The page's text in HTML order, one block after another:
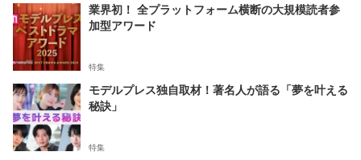
業界初！ 全プラットフォーム横断の大規模読者参
加型アワード
特集
モデルプレス独自取材！著名人が語る「夢を叶える
秘訣」
特集